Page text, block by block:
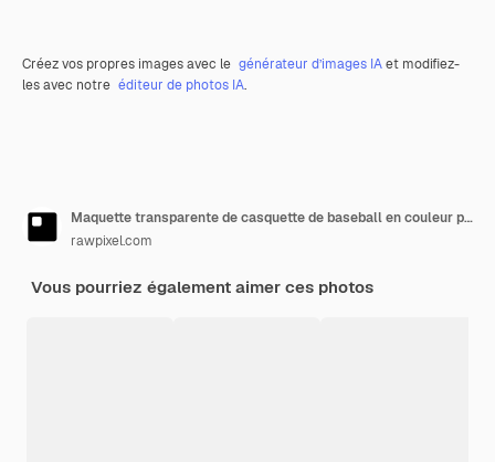
Créez vos propres images avec le générateur d’images IAet modifiez-
les avec notre éditeur de photos IA.
Maquette transparente de casquette de baseball en couleur png
rawpixel.com
Vous pourriez également aimer ces photos